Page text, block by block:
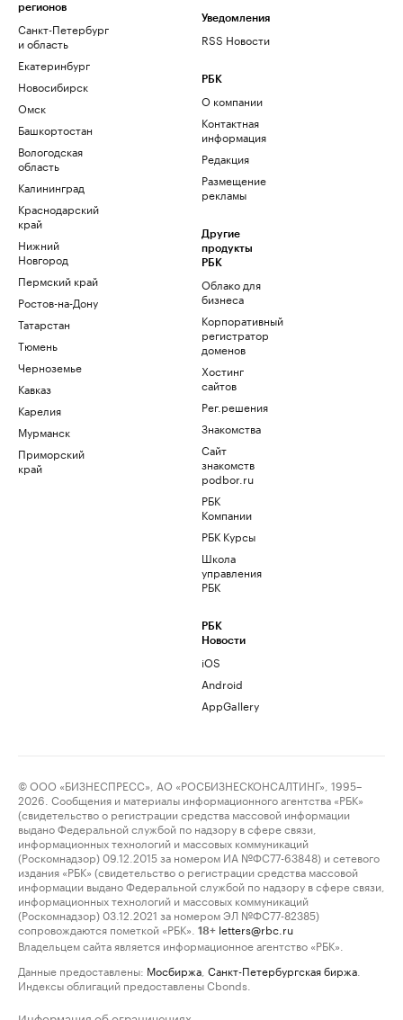
регионов
Санкт-Петербург
и область
Екатеринбург
Новосибирск
Омск
Башкортостан
Вологодская
область
Калининград
Краснодарский
край
Нижний
Новгород
Пермский край
Ростов-на-Дону
Татарстан
Тюмень
Черноземье
Кавказ
Карелия
Мурманск
Приморский
край
Уведомления
RSS Новости
РБК
О компании
Контактная
информация
Редакция
Размещение
рекламы
Другие
продукты
РБК
Облако для
бизнеса
Корпоративный
регистратор
доменов
Хостинг
сайтов
Рег.решения
Знакомства
Сайт
знакомств
podbor.ru
РБК
Компании
РБК Курсы
Школа
управления
РБК
РБК
Новости
iOS
Android
AppGallery
© ООО «БИЗНЕСПРЕСС», АО «РОСБИЗНЕСКОНСАЛТИНГ», 1995–
2026. Сообщения и материалы информационного агентства «РБК»
(свидетельство о регистрации средства массовой информации
выдано Федеральной службой по надзору в сфере связи,
информационных технологий и массовых коммуникаций
(Роскомнадзор) 09.12.2015 за номером ИА №ФС77-63848) и сетевого
издания «РБК» (свидетельство о регистрации средства массовой
информации выдано Федеральной службой по надзору в сфере связи,
информационных технологий и массовых коммуникаций
(Роскомнадзор) 03.12.2021 за номером ЭЛ №ФС77-82385)
сопровождаются пометкой «РБК».
18+ letters@rbc.ru
Владельцем сайта является информационное агентство «РБК».
Данные предоставлены: Мосбиржа Санкт-Петербургская биржа
Индексы облигаций предоставлены Cbonds.